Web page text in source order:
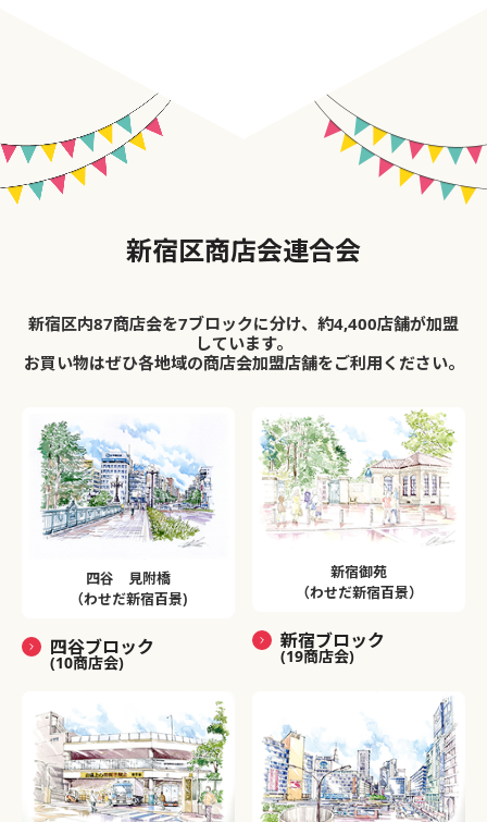
新宿区商店会連合会
新宿区内87商店会を7ブロックに分け、約4,400店舗が加盟
しています。
お買い物はぜひ各地域の商店会加盟店舗をご利用ください。
四谷 見附橋
（わせだ新宿百景)
四谷ブロック
(10商店会)
新宿御苑
（わせだ新宿百景）
新宿ブロック
(19商店会)